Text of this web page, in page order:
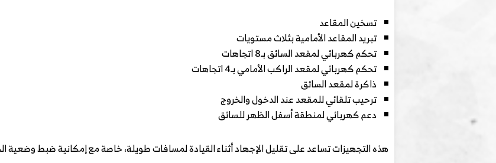
تسخين المقاعد
تبريد المقاعد الأمامية بثلاث مستويات
تحكم كهربائي لمقعد السائق بـ8 اتجاهات
تحكم كهربائي لمقعد الراكب الأمامي بـ4 اتجاهات
ذاكرة لمقعد السائق
ترحيب تلقائي للمقعد عند الدخول والخروج
دعم كهربائي لمنطقة أسفل الظهر للسائق
هذه التجهيزات تساعد على تقليل الإجهاد أثناء القيادة لمسافات طويلة، خاصة مع إمكانية ضبط